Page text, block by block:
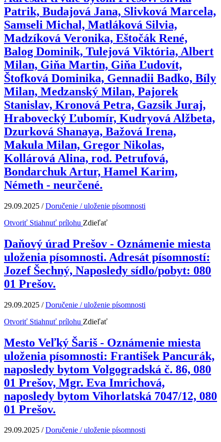
Patrik, Budajová Jana, Slivková Marcela,
Samseli Michal, Matláková Silvia,
Madzíková Veronika, Eštočák René,
Balog Dominik, Tulejová Viktória, Albert
Milan, Giňa Martin, Giňa Ľudovít,
Štofková Dominika, Gennadii Badko, Bíly
Milan, Medzanský Milan, Pajorek
Stanislav, Kronová Petra, Gazsik Juraj,
Hrabovecký Ľubomír, Kudryová Alžbeta,
Dzurková Shanaya, Bažová Irena,
Makula Milan, Gregor Nikolas,
Kollárová Alina, rod. Petrufová,
Bondarchuk Artur, Hamel Karim,
Németh - neurčené.
29.09.2025 /Doručenie / uloženie písomnosti
Otvoriť Stiahnuť prílohu Zdieľať
Daňový úrad Prešov - Oznámenie miesta
uloženia písomnosti. Adresát písomností:
Jozef Šechný, Naposledy sídlo/pobyt: 080
01 Prešov.
29.09.2025 /Doručenie / uloženie písomnosti
Otvoriť Stiahnuť prílohu Zdieľať
Mesto Veľký Šariš - Oznámenie miesta
uloženia písomnosti: František Pancurák,
naposledy bytom Volgogradská č. 86, 080
01 Prešov, Mgr. Eva Imrichová,
naposledy bytom Vihorlatská 7047/12, 080
01 Prešov.
29.09.2025 /Doručenie / uloženie písomnosti